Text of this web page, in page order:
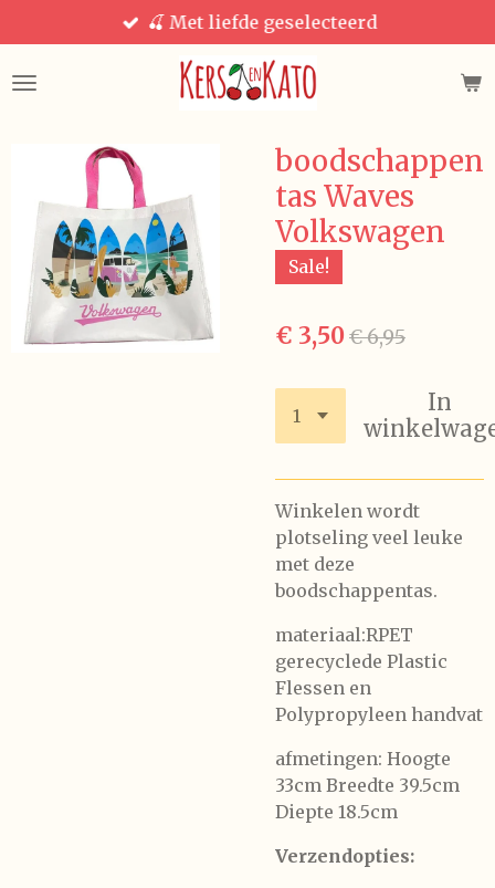
direct
naar
🍒 Met liefde geselecteerd
boodschappen
tas Waves
Volkswagen
Sale!
€ 3,50€ 6,95
In
Winkelen wordt
plotseling veel leuke
met deze
boodschappentas.
materiaal:RPET
gerecyclede Plastic
Flessen en
Polypropyleen handvat
afmetingen: Hoogte
33cm Breedte 39.5cm
Diepte 18.5cm
Verzendopties: